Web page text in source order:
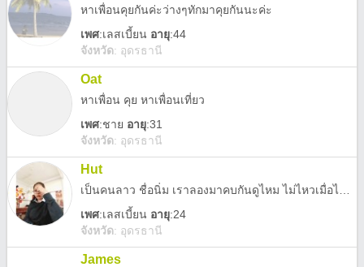
หาเพื่อนคุยกันค่ะว่างๆทักมาคุยกันนะค่ะ
เพศ:เลสเบี้ยน อายุ:44
จังหวัด: อุดรธานี
Oat
หาเพื่อน คุย หาเพื่อนเที่ยว
เพศ:ชาย อายุ:31
จังหวัด: อุดรธานี
Hut
เพศ:เลสเบี้ยน อายุ:24
จังหวัด: อุดรธานี
James